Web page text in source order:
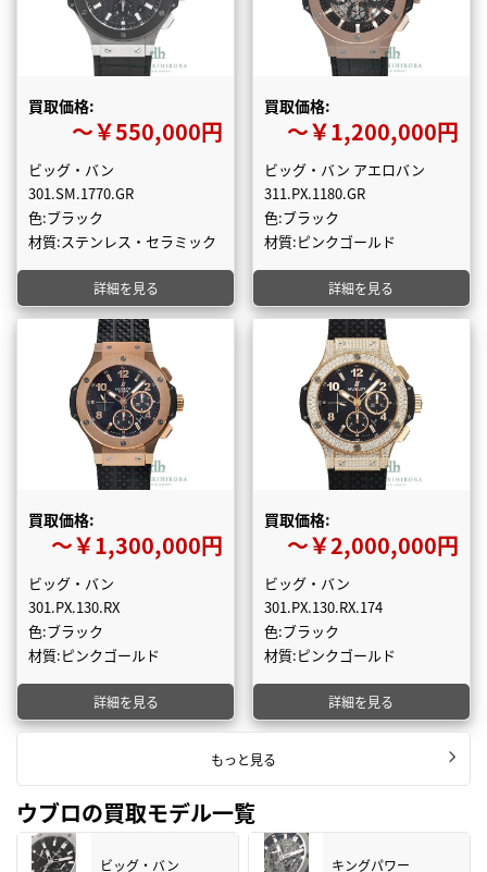
買取価格:
〜￥550,000円
ビッグ・バン
301.SM.1770.GR
色:ブラック
材質:ステンレス・セラミック
詳細を見る
買取価格:
〜￥1,200,000円
ビッグ・バン アエロバン
311.PX.1180.GR
色:ブラック
材質:ピンクゴールド
詳細を見る
買取価格:
〜￥1,300,000円
ビッグ・バン
301.PX.130.RX
色:ブラック
材質:ピンクゴールド
詳細を見る
買取価格:
〜￥2,000,000円
ビッグ・バン
301.PX.130.RX.174
色:ブラック
材質:ピンクゴールド
詳細を見る
もっと見る
ウブロの買取モデル一覧
ビッグ・バン キングパワー